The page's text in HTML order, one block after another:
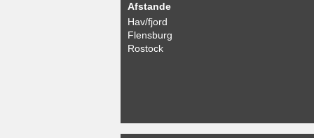
Afstande
Hav/fjord
Flensburg
Rostock